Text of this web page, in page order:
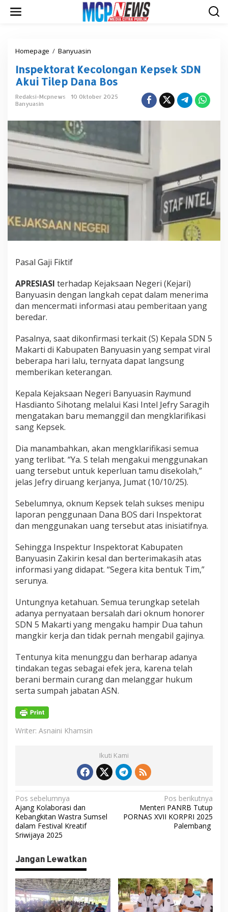
Homepage / Banyuasin
s
p
e
k
t
K
c
o
o
a
n
K
e
k
S
D
k
u
i
T
i
e
p
D
a
B
o
s
Inspektorat Kecolongan Kepsek SDN
Akui Tilep Dana Bos
Redaksi-Mcpnews
10 Oktober 2025
Banyuasin
Pasal Gaji Fiktif
APRESIASI terhadap Kejaksaan Negeri (Kejari)
Banyuasin dengan langkah cepat dalam menerima
dan mencermati informasi atau pemberitaan yang
beredar.
Pasalnya, saat dikonfirmasi terkait (S) Kepala SDN 5
Makarti di Kabupaten Banyuasin yang sempat viral
beberapa hari lalu, ternyata dapat langsung
memberikan keterangan.
Kepala Kejaksaan Negeri Banyuasin Raymund
Hasdianto Sihotang melalui Kasi Intel Jefry Saragih
mengatakan baru memanggil dan mengklarifikasi
sang Kepsek.
Dia manambahkan, akan mengklarifikasi semua
yang terlibat. “Ya. S telah mengakui menggunakan
uang tersebut untuk keperluan tamu disekolah,”
jelas Jefry diruang kerjanya, Jumat (10/10/25).
Sebelumnya, oknum Kepsek telah sukses menipu
laporan penggunaan Dana BOS dari Inspektorat
dan menggunakan uang tersebut atas inisiatifnya.
Sehingga Inspektur Inspektorat Kabupaten
Banyuasin Zakirin kesal dan berterimakasih atas
informasi yang didapat. “Segera kita bentuk Tim,”
serunya.
Untungnya ketahuan. Semua terungkap setelah
adanya pernyataan bersalah dari oknum honorer
SDN 5 Makarti yang mengaku hampir Dua tahun
mangkir kerja dan tidak pernah mengabil gajinya.
Tentunya kita menunggu dan berharap adanya
tindakan tegas sebagai efek jera, karena telah
berani bermain curang dan melanggar hukum
serta sumpah jabatan ASN.
Writer: Asnaini Khamsin
Ikuti Kami
N
a
v
g
a
s
i
Pos sebelumnya
Ajang Kolaborasi dan
Kebangkitan Wastra Sumsel
dalam Festival Kreatif
Sriwijaya 2025
Pos berikutnya
Menteri PANRB Tutup
PORNAS XVII KORPRI 2025
Palembang
Jangan Lewatkan